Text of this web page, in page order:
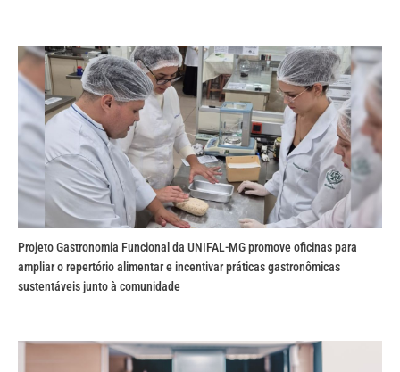
Projeto Gastronomia Funcional da UNIFAL-MG promove oficinas para
ampliar o repertório alimentar e incentivar práticas gastronômicas
sustentáveis junto à comunidade